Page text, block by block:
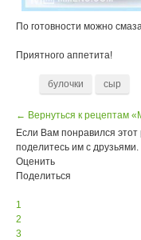
По готовности можно
Приятного аппетита!
булочки сыр
← Вернуться к рецептам
Если Вам понравился
поделитесь им с
Оценить
Поделиться
1
2
3